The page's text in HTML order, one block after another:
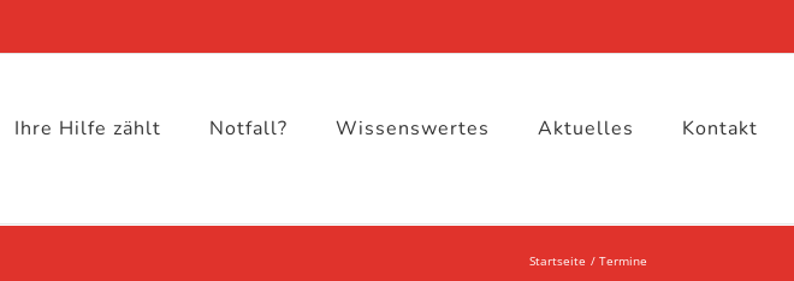
Ihre Hilfe zählt Notfall? Wissenswertes Aktuelles Kontakt
Startseite Termine